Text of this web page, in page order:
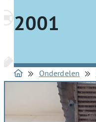
2001
Onderdelen
Intercoolers